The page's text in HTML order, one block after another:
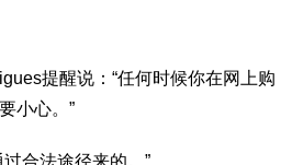
提醒说：“任何时候你在网上购
小心。”
合法途径来的。”